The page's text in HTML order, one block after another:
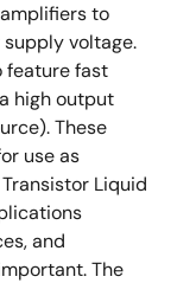
to
voltage.
feature fast
high output
These
use as
Liquid
and
The